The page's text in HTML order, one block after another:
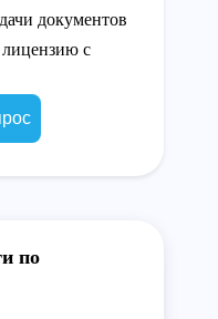
документов
с
по